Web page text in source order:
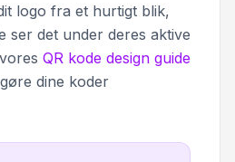
logo fra et hurtigt blik,
ser det under deres aktive
QR kode design guide
dine koder